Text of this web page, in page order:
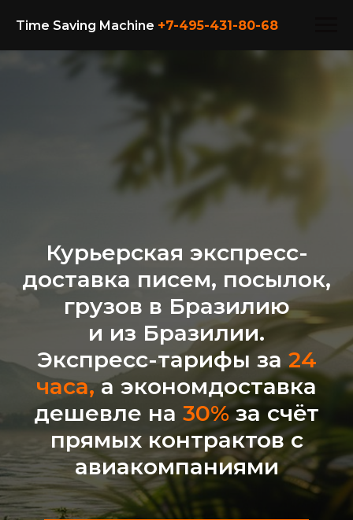
Time Saving Machine +7-495-431-80-68
Курьерская экспресс-
доставка писем, посылок,
грузов в Бразилию
и из Бразилии.
Экспресс-тарифы за 24
часа,а экономдоставка
дешевле на 30%за счёт
прямых контрактов с
авиакомпаниями